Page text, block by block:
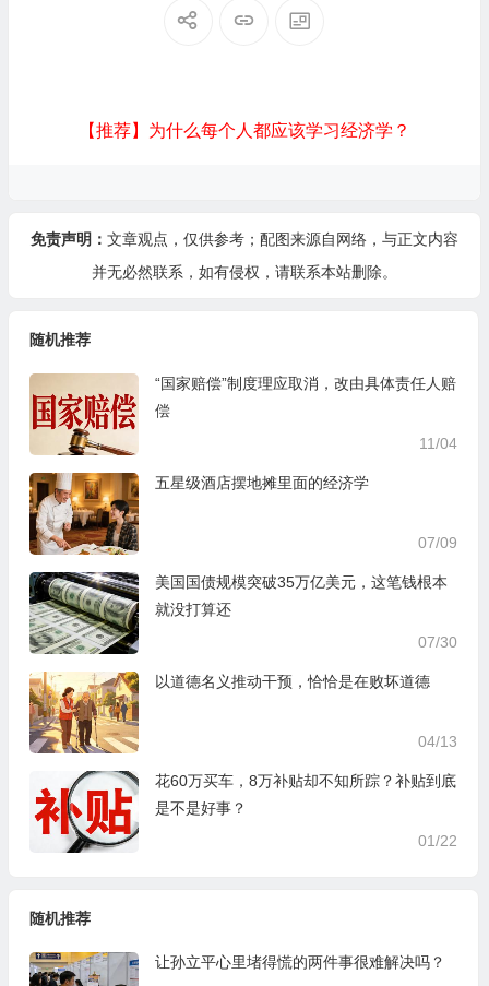
【推荐】为什么每个人都应该学习经济学？
免责声明： 文章观点，仅供参考；配图来源自网络，与正文内容
并无必然联系，如有侵权，请联系本站删除。
随机推荐
“国家赔偿”制度理应取消，改由具体责任人赔
偿
11/04
五星级酒店摆地摊里面的经济学
07/09
美国国债规模突破35万亿美元，这笔钱根本
就没打算还
07/30
以道德名义推动干预，恰恰是在败坏道德
04/13
花60万买车，8万补贴却不知所踪？补贴到底
是不是好事？
01/22
随机推荐
让孙立平心里堵得慌的两件事很难解决吗？